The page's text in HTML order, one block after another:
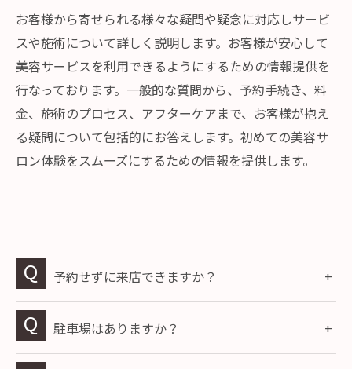
お客様から寄せられる様々な疑問や疑念に対応しサービ
スや施術について詳しく説明します。お客様が安心して
美容サービスを利用できるようにするための情報提供を
行なっております。一般的な質問から、予約手続き、料
金、施術のプロセス、アフターケアまで、お客様が抱え
る疑問について包括的にお答えします。初めての美容サ
ロン体験をスムーズにするための情報を提供します。
予約せずに来店できますか？
駐車場はありますか？